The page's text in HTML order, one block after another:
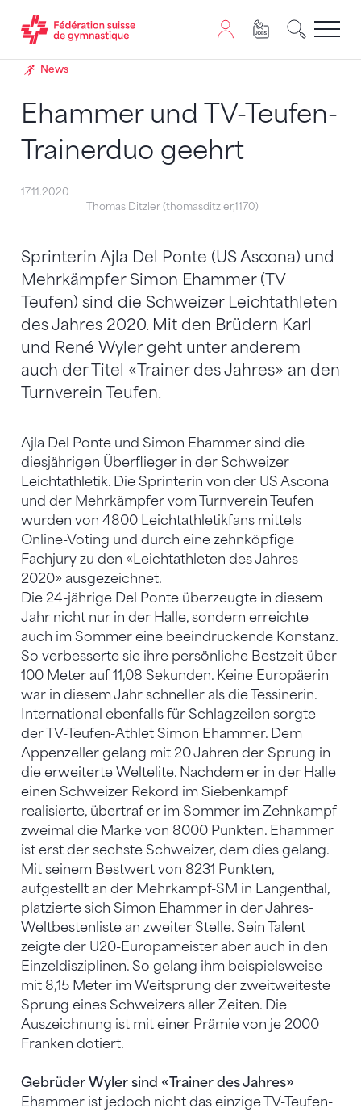
Passer au contenu
Naviguer vers le plan du siten
JavaScript est nécessaire pour naviguer sur ce site.
News
Ehammer und TV-Teufen-
Trainerduo geehrt
17.11.2020
Thomas Ditzler (thomasditzler,1170)
Sprinterin Ajla Del Ponte (US Ascona) und
Mehrkämpfer Simon Ehammer (TV
Teufen) sind die Schweizer Leichtathleten
des Jahres 2020. Mit den Brüdern Karl
und René Wyler geht unter anderem
auch der Titel «Trainer des Jahres» an den
Turnverein Teufen.
Ajla Del Ponte und Simon Ehammer sind die
diesjährigen Überflieger in der Schweizer
Leichtathletik. Die Sprinterin von der US Ascona
und der Mehrkämpfer vom Turnverein Teufen
wurden von 4800 Leichtathletikfans mittels
Online-Voting und durch eine zehnköpfige
Fachjury zu den «Leichtathleten des Jahres
2020» ausgezeichnet.
Die 24-jährige Del Ponte überzeugte in diesem
Jahr nicht nur in der Halle, sondern erreichte
auch im Sommer eine beeindruckende Konstanz.
So verbesserte sie ihre persönliche Bestzeit über
100 Meter auf 11,08 Sekunden. Keine Europäerin
war in diesem Jahr schneller als die Tessinerin.
International ebenfalls für Schlagzeilen sorgte
der TV-Teufen-Athlet Simon Ehammer. Dem
Appenzeller gelang mit 20 Jahren der Sprung in
die erweiterte Weltelite. Nachdem er in der Halle
einen Schweizer Rekord im Siebenkampf
realisierte, übertraf er im Sommer im Zehnkampf
zweimal die Marke von 8000 Punkten. Ehammer
ist erst der sechste Schweizer, dem dies gelang.
Mit seinem Bestwert von 8231 Punkten,
aufgestellt an der Mehrkampf-SM in Langenthal,
platzierte sich Simon Ehammer in der Jahres-
Weltbestenliste an zweiter Stelle. Sein Talent
zeigte der U20-Europameister aber auch in den
Einzeldisziplinen. So gelang ihm beispielsweise
mit 8,15 Meter im Weitsprung der zweitweiteste
Sprung eines Schweizers aller Zeiten. Die
Auszeichnung ist mit einer Prämie von je 2000
Franken dotiert.
Gebrüder Wyler sind «Trainer des Jahres»
Ehammer ist jedoch nicht das einzige TV-Teufen-